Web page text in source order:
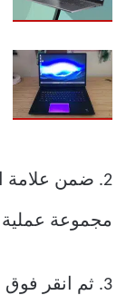
2. ضمن علامة التبويب
مجموعة عملية
3. ثم انقر فوق الزر